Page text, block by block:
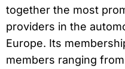
together the most
providers in the
Europe. Its
members ranging